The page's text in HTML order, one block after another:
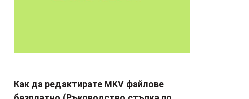
Как да редактирате MKV файлове